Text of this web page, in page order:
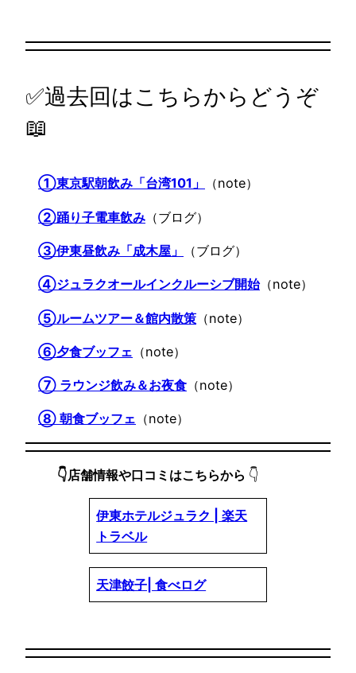
✅過去回はこちらからどうぞ
📖
①東京駅朝飲み「台湾101」 （note）
②踊り子電車飲み （ブログ）
③伊東昼飲み「成木屋」 （ブログ）
④ジュラクオールインクルーシブ開始（note）
⑤ルームツアー＆館内散策 （note）
⑥夕食ブッフェ （note）
⑦ ラウンジ飲み＆お夜食 （note）
⑧ 朝食ブッフェ （note）
👇店舗情報や口コミはこちらから 👇
伊東ホテルジュラク | 楽天
トラベル
天津餃子| 食べログ